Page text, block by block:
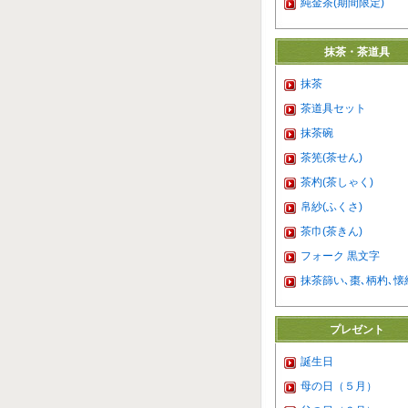
純金茶(期間限定)
抹茶・茶道具
抹茶
茶道具セット
抹茶碗
茶筅(茶せん)
茶杓(茶しゃく)
帛紗(ふくさ)
茶巾(茶きん)
フォーク 黒文字
抹茶篩い､棗､柄杓､懐
プレゼント
誕生日
母の日（５月）